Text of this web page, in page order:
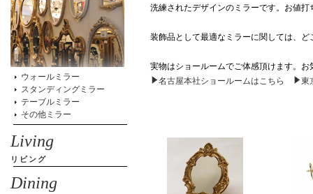
洗練されたデザインのミラーです。お値
装飾品として最適なミラーに関しては、
実物はショールームでご体感頂けます。お
名古屋本社ショールームはこちら
東
ウォールミラー
スタンディングミラー
テーブルミラー
その他ミラー
Living
リビング
Dining